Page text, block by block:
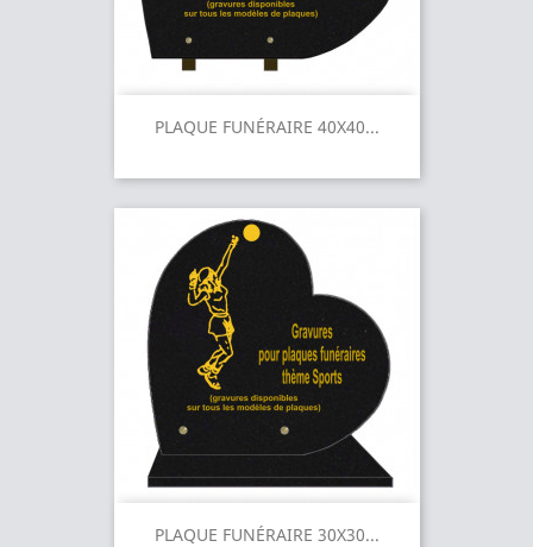
PLAQUE FUNÉRAIRE 40X40...
PLAQUE FUNÉRAIRE 30X30...